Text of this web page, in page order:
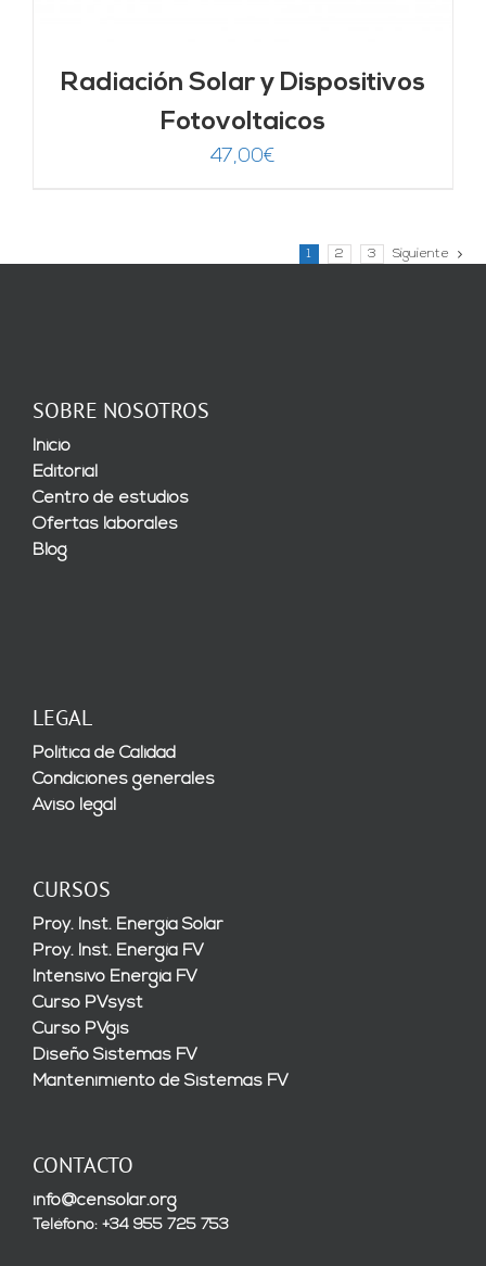
Radiación Solar y Dispositivos
Fotovoltaicos
47,00€
1 2 3 Siguiente
SOBRE NOSOTROS
Inicio
Editorial
Centro de estudios
Ofertas laborales
Blog
LEGAL
Política de Calidad
Condiciones generales
Aviso legal
CURSOS
Proy. Inst. Energía Solar
Proy. Inst. Energía FV
Intensivo Energía FV
Curso PVsyst
Curso PVgis
Diseño Sistemas FV
Mantenimiento de Sistemas FV
CONTACTO
info@censolar.org
Teléfono: +34 955 725 753